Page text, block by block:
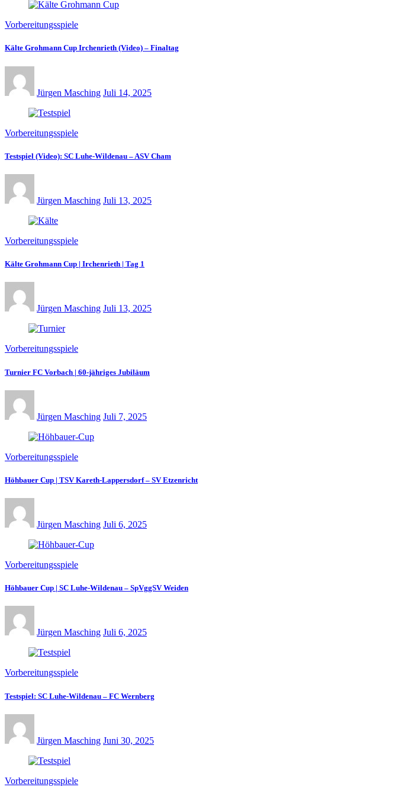
Vorbereitungsspiele
Kälte Grohmann Cup Irchenrieth (Video) – Finaltag
Jürgen Masching Juli 14, 2025
Vorbereitungsspiele
Testspiel (Video): SC Luhe-Wildenau – ASV Cham
Jürgen Masching Juli 13, 2025
Vorbereitungsspiele
Kälte Grohmann Cup | Irchenrieth | Tag 1
Jürgen Masching Juli 13, 2025
Vorbereitungsspiele
Turnier FC Vorbach | 60-jähriges Jubiläum
Jürgen Masching Juli 7, 2025
Vorbereitungsspiele
Höhbauer Cup | TSV Kareth-Lappersdorf – SV Etzenricht
Jürgen Masching Juli 6, 2025
Vorbereitungsspiele
Höhbauer Cup | SC Luhe-Wildenau – SpVggSV Weiden
Jürgen Masching Juli 6, 2025
Vorbereitungsspiele
Testspiel: SC Luhe-Wildenau – FC Wernberg
Jürgen Masching Juni 30, 2025
Vorbereitungsspiele